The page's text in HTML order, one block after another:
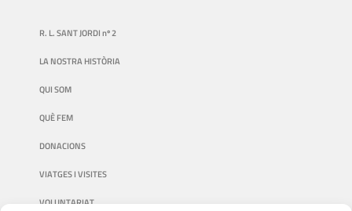
R. L. SANT JORDI nº 2
LA NOSTRA HISTÒRIA
QUI SOM
QUÈ FEM
DONACIONS
VIATGES I VISITES
VOLUNTARIAT